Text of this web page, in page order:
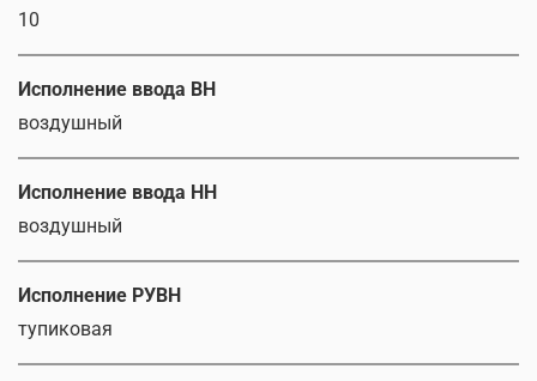
10
Исполнение ввода ВН
воздушный
Исполнение ввода НН
воздушный
Исполнение РУВН
тупиковая